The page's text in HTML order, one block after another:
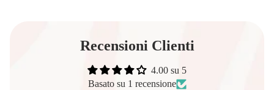
Recensioni Clienti
4.00 su 5
Basato su 1 recensione